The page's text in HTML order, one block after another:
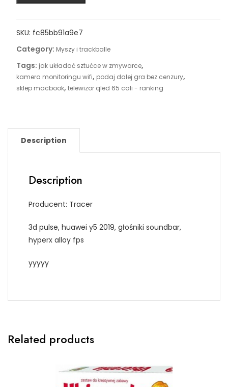
SKU: fc85bb91a9e7
Category: Myszy i trackballe
Tags: jak układać sztućce w zmywarce,
kamera monitoringu wifi, podaj dalej gra bez cenzury,
sklep macbook, telewizor qled 65 cali - ranking
Description
Description
Producent: Tracer
3d pulse, huawei y5 2019, głośniki soundbar,
hyperx alloy fps
yyyyy
Related products